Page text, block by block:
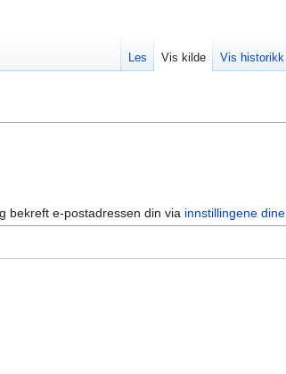
bekreft e-postadressen din via innstillingene dine
Les Vis kilde Vis historikk